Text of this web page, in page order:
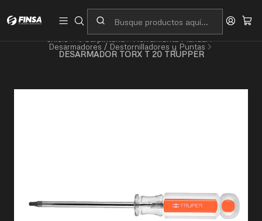
Desarmadores / Destornilladores y Puntas
DESARMADOR TORX T 20 TRUPPER